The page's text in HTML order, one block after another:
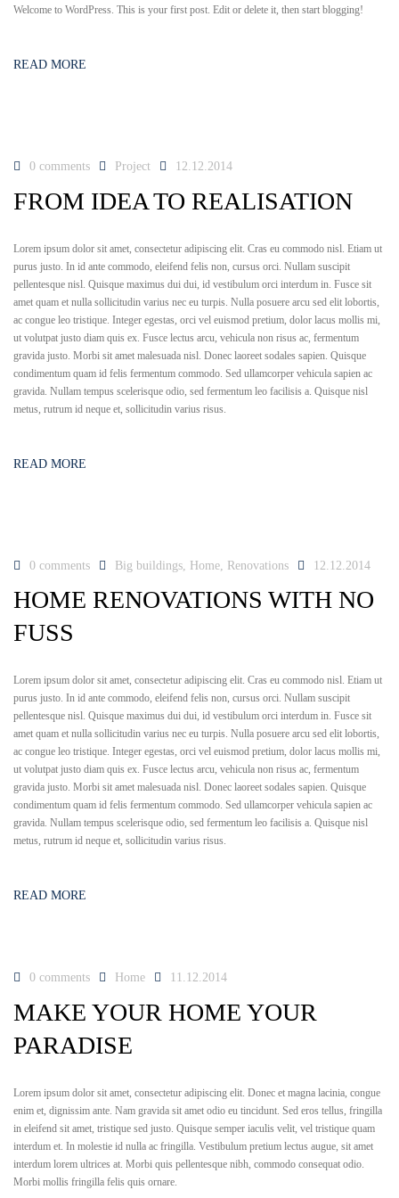
Welcome to WordPress. This is your first post. Edit or delete it, then start blogging!
READ MORE
0 comments Project 12.12.2014
FROM IDEA TO REALISATION
Lorem ipsum dolor sit amet, consectetur adipiscing elit. Cras eu commodo nisl. Etiam ut
purus justo. In id ante commodo, eleifend felis non, cursus orci. Nullam suscipit
pellentesque nisl. Quisque maximus dui dui, id vestibulum orci interdum in. Fusce sit
amet quam et nulla sollicitudin varius nec eu turpis. Nulla posuere arcu sed elit lobortis,
ac congue leo tristique. Integer egestas, orci vel euismod pretium, dolor lacus mollis mi,
ut volutpat justo diam quis ex. Fusce lectus arcu, vehicula non risus ac, fermentum
gravida justo. Morbi sit amet malesuada nisl. Donec laoreet sodales sapien. Quisque
condimentum quam id felis fermentum commodo. Sed ullamcorper vehicula sapien ac
gravida. Nullam tempus scelerisque odio, sed fermentum leo facilisis a. Quisque nisl
metus, rutrum id neque et, sollicitudin varius risus.
READ MORE
0 comments Big buildings Home Renovations 12.12.2014
HOME RENOVATIONS WITH NO
FUSS
Lorem ipsum dolor sit amet, consectetur adipiscing elit. Cras eu commodo nisl. Etiam ut
purus justo. In id ante commodo, eleifend felis non, cursus orci. Nullam suscipit
pellentesque nisl. Quisque maximus dui dui, id vestibulum orci interdum in. Fusce sit
amet quam et nulla sollicitudin varius nec eu turpis. Nulla posuere arcu sed elit lobortis,
ac congue leo tristique. Integer egestas, orci vel euismod pretium, dolor lacus mollis mi,
ut volutpat justo diam quis ex. Fusce lectus arcu, vehicula non risus ac, fermentum
gravida justo. Morbi sit amet malesuada nisl. Donec laoreet sodales sapien. Quisque
condimentum quam id felis fermentum commodo. Sed ullamcorper vehicula sapien ac
gravida. Nullam tempus scelerisque odio, sed fermentum leo facilisis a. Quisque nisl
metus, rutrum id neque et, sollicitudin varius risus.
READ MORE
0 comments Home 11.12.2014
MAKE YOUR HOME YOUR
PARADISE
Lorem ipsum dolor sit amet, consectetur adipiscing elit. Donec et magna lacinia, congue
enim et, dignissim ante. Nam gravida sit amet odio eu tincidunt. Sed eros tellus, fringilla
in eleifend sit amet, tristique sed justo. Quisque semper iaculis velit, vel tristique quam
interdum et. In molestie id nulla ac fringilla. Vestibulum pretium lectus augue, sit amet
interdum lorem ultrices at. Morbi quis pellentesque nibh, commodo consequat odio.
Morbi mollis fringilla felis quis ornare.